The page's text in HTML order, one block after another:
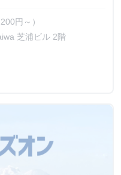
円～）
芝浦ビル 2階